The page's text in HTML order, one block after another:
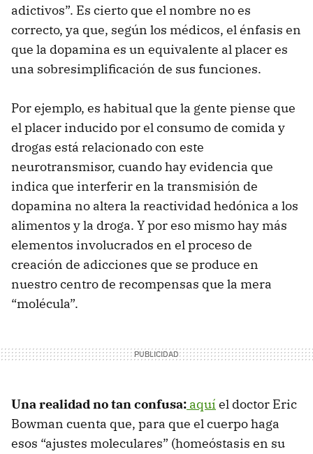
adictivos”. Es cierto que el nombre no es
correcto, ya que, según los médicos, el énfasis en
que la dopamina es un equivalente al placer es
una sobresimplificación de sus funciones.
Por ejemplo, es habitual que la gente piense que
el placer inducido por el consumo de comida y
drogas está relacionado con este
neurotransmisor, cuando hay evidencia que
indica que interferir en la transmisión de
dopamina no altera la reactividad hedónica a los
alimentos y la droga. Y por eso mismo hay más
elementos involucrados en el proceso de
creación de adicciones que se produce en
nuestro centro de recompensas que la mera
“molécula”.
Una realidad no tan confusa: aquí el doctor Eric
Bowman cuenta que, para que el cuerpo haga
esos “ajustes moleculares” (homeóstasis en su